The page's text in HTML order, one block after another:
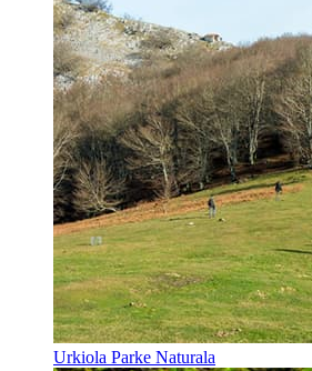
Urkiola Parke Naturala